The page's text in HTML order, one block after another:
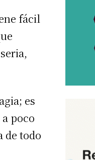
fácil
es
poco
de todo